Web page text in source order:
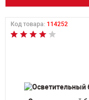
Код товара: 114252